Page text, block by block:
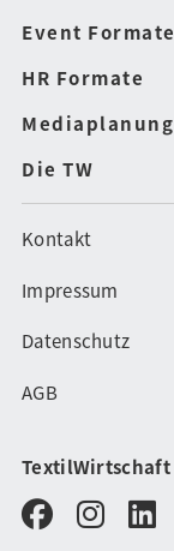
Event Formate
HR Formate
Mediaplanung
Die TW
Kontakt
Impressum
Datenschutz
AGB
TextilWirtschaft